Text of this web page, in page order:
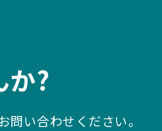
か?
い合わせください。